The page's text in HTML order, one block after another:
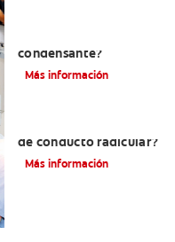
condensante?
Más información
de conducto radicular?
Más información